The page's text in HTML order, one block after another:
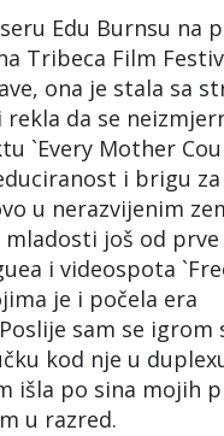
Edu Burnsu na
Tribeca Film
ona je stala sa
da se
`Every Mother
i brigu
u nerazvijenim
još od prve
i videospota
je i počela era
sam se igrom
kod nje u
išla po sina mojih
u razred.